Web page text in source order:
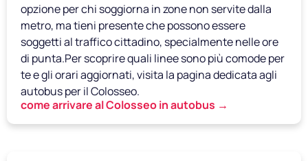
opzione per chi soggiorna in zone non servite dalla
metro, ma tieni presente che possono essere
soggetti al traffico cittadino, specialmente nelle ore
di punta.Per scoprire quali linee sono più comode per
te e gli orari aggiornati, visita la pagina dedicata agli
autobus per il Colosseo.
come arrivare al Colosseo in autobus →